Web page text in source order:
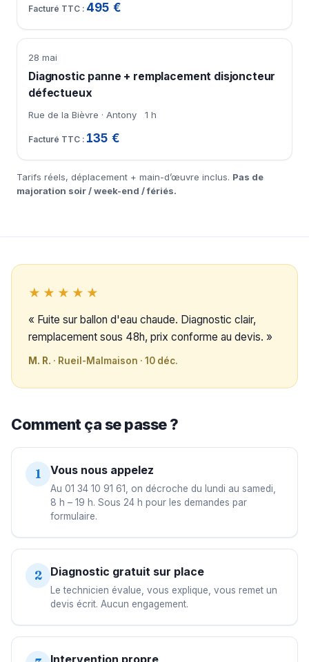
495 €
28 mai
Diagnostic panne + remplacement disjoncteur
défectueux
Rue de la Bièvre · Antony 1 h
135 €
Tarifs réels, déplacement + main-d’œuvre inclus. Pas de
majoration soir / week-end / fériés.
★★★★★
« Fuite sur ballon d'eau chaude. Diagnostic clair,
remplacement sous 48h, prix conforme au devis. »
M. R. · Rueil-Malmaison · 10 déc.
Comment ça se passe ?
1 Vous nous appelez
Au 01 34 10 91 61, on décroche du lundi au samedi,
8 h – 19 h. Sous 24 h pour les demandes par
formulaire.
2 Diagnostic gratuit sur place
Le technicien évalue, vous explique, vous remet un
devis écrit. Aucun engagement.